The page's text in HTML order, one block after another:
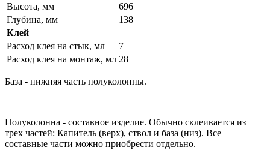
Высота, мм
696
Глубина, мм
138
Клей
Расход клея на стык, мл
7
Расход клея на монтаж, мл 28
База - нижняя часть полуколонны.
Полуколонна - составное изделие. Обычно склеивается из
трех частей: Капитель (верх), ствол и база (низ). Все
составные части можно приобрести отдельно.